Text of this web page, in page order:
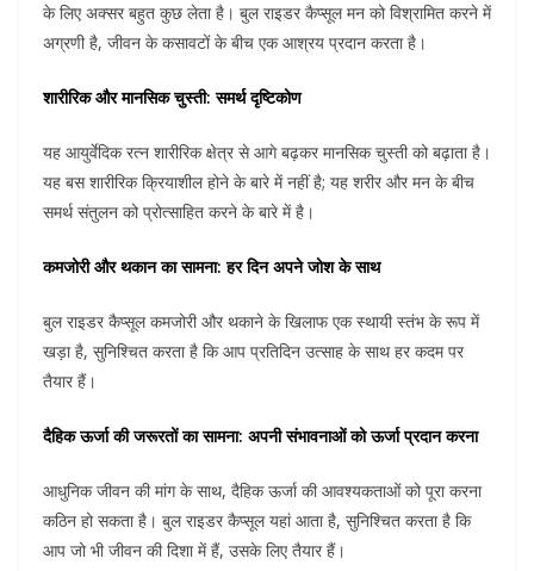
के लिए अक्सर बहुत कुछ लेता है। बुल राइडर कैप्सूल मन को विश्रामित करने में
अग्रणी है, जीवन के कसावटों के बीच एक आश्रय प्रदान करता है।
शारीरिक और मानसिक चुस्ती: समर्थ दृष्टिकोण
यह आयुर्वेदिक रत्न शारीरिक क्षेत्र से आगे बढ़कर मानसिक चुस्ती को बढ़ाता है।
यह बस शारीरिक क्रियाशील होने के बारे में नहीं है; यह शरीर और मन के बीच
समर्थ संतुलन को प्रोत्साहित करने के बारे में है।
कमजोरी और थकान का सामना: हर दिन अपने जोश के साथ
बुल राइडर कैप्सूल कमजोरी और थकाने के खिलाफ एक स्थायी स्तंभ के रूप में
खड़ा है, सुनिश्चित करता है कि आप प्रतिदिन उत्साह के साथ हर कदम पर
तैयार हैं।
दैहिक ऊर्जा की जरूरतों का सामना: अपनी संभावनाओं को ऊर्जा प्रदान करना
आधुनिक जीवन की मांग के साथ, दैहिक ऊर्जा की आवश्यकताओं को पूरा करना
कठिन हो सकता है। बुल राइडर कैप्सूल यहां आता है, सुनिश्चित करता है कि
आप जो भी जीवन की दिशा में हैं, उसके लिए तैयार हैं।